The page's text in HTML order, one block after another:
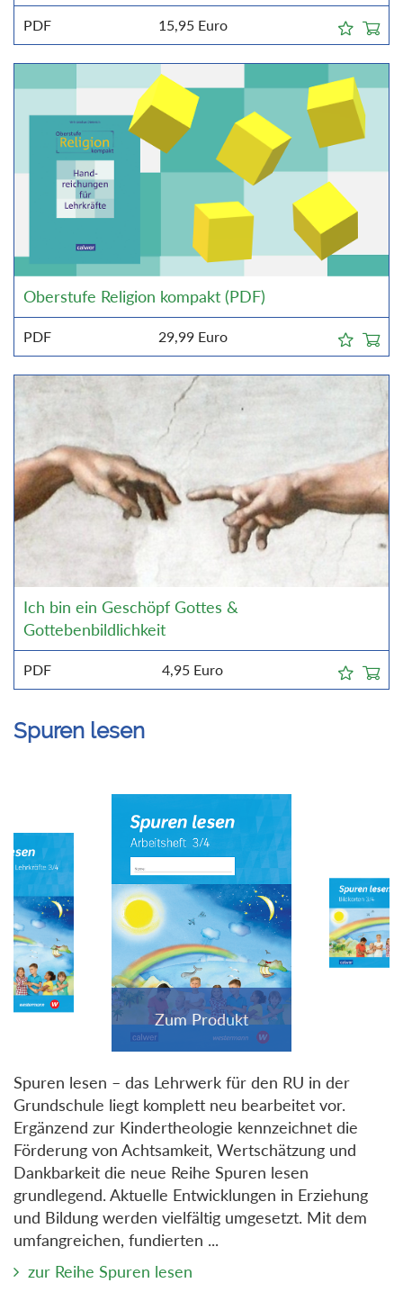
PDF 15,95 Euro
Oberstufe Religion kompakt (PDF)
PDF 29,99 Euro
Ich bin ein Geschöpf Gottes &
Gottebenbildlichkeit
PDF 4,95 Euro
Spuren lesen
Spuren lesen – das Lehrwerk für den RU in der
Grundschule liegt komplett neu bearbeitet vor.
Ergänzend zur Kindertheologie kennzeichnet die
Förderung von Achtsamkeit, Wertschätzung und
Dankbarkeit die neue Reihe Spuren lesen
grundlegend. Aktuelle Entwicklungen in Erziehung
und Bildung werden vielfältig umgesetzt. Mit dem
umfangreichen, fundierten ...
zur Reihe Spuren lesen